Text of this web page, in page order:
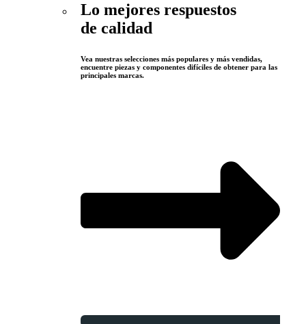
Lo mejores respuestos
de calidad
Vea nuestras selecciones más populares y más vendidas,
encuentre piezas y componentes difíciles de obtener para las
principales marcas.